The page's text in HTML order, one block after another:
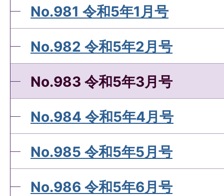
No.981 令和5年1月号
No.982 令和5年2月号
No.983 令和5年3月号
No.984 令和5年4月号
No.985 令和5年5月号
No.986 令和5年6月号